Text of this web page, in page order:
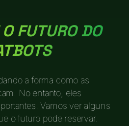
FUTURO DO
a forma como as
No entanto, eles
Vamos ver alguns
o futuro pode reservar.